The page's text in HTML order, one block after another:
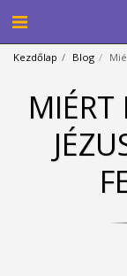
Kezdőlap Blog
MIÉRT